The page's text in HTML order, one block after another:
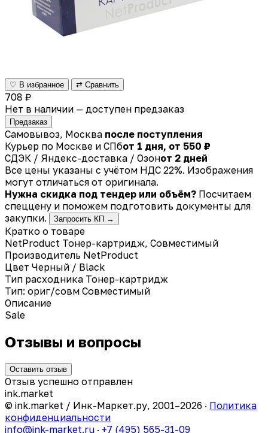
♡ В избранное ⇄ Сравнить
708 ₽
Нет в наличии — доступен предзаказ
Предзаказ
Самовывоз, Москва после поступления
Курьер по Москве и СПбот 1 дня, от 550 ₽
СДЭК / Яндекс-доставка / Озонот 2 дней
Все цены указаны с учётом НДС 22%. Изображения
могут отличаться от оригинала.
Нужна скидка под тендер или объём? Посчитаем
спеццену и поможем подготовить документы для
закупки.
Запросить КП →
Кратко о товаре
NetProduct Тонер-картридж, Совместимый
Производитель NetProduct
Цвет Черный / Black
Тип расходника Тонер-картридж
Тип: ориг/совм Совместимый
Описание
Sale
Отзывы и вопросы
Оставить отзыв
Отзыв успешно отправлен
ink.market
© ink.market / Инк-Маркет.ру, 2001–2026 · Политика
конфиденциальности
info@ink-market.ru · +7 (495) 565-31-09